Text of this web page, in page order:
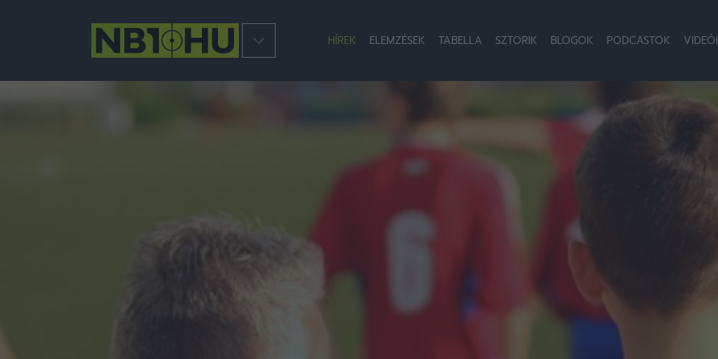
HÍREK ELEMZÉSEK TABELLA SZTORIK BLOGOK PODCASTOK